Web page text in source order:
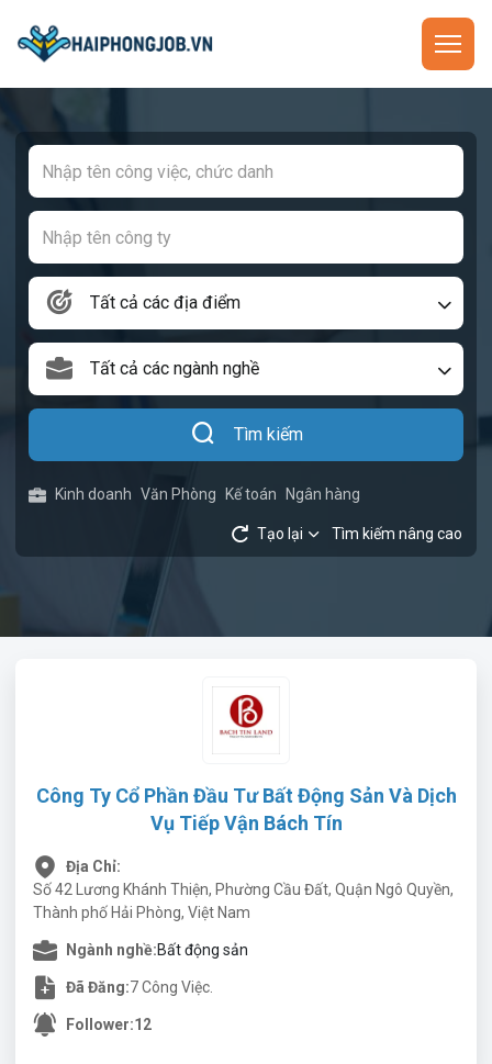
Tất cả các địa điểm
Tất cả các ngành nghề
Tìm kiếm
Kinh doanh Văn Phòng Kế toán Ngân hàng
Tạo lại Tìm kiếm nâng cao
Công Ty Cổ Phần Đầu Tư Bất Động Sản Và Dịch
Vụ Tiếp Vận Bách Tín
Địa Chỉ:
Số 42 Lương Khánh Thiện, Phường Cầu Đất, Quận Ngô Quyền,
Thành phố Hải Phòng, Việt Nam
Ngành nghề:Bất động sản
Đã Đăng:7 Công Việc.
Follower:12